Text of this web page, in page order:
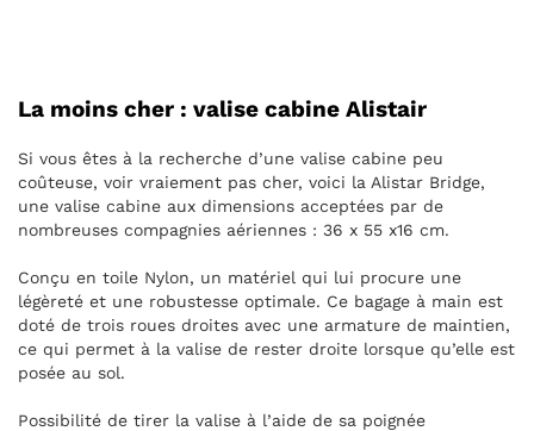
La moins cher : valise cabine Alistair
Si vous êtes à la recherche d’une valise cabine peu
coûteuse, voir vraiement pas cher, voici la Alistar Bridge,
une valise cabine aux dimensions acceptées par de
nombreuses compagnies aériennes : 36 x 55 x16 cm.
Conçu en toile Nylon, un matériel qui lui procure une
légèreté et une robustesse optimale. Ce bagage à main est
doté de trois roues droites avec une armature de maintien,
ce qui permet à la valise de rester droite lorsque qu’elle est
posée au sol.
Possibilité de tirer la valise à l’aide de sa poignée